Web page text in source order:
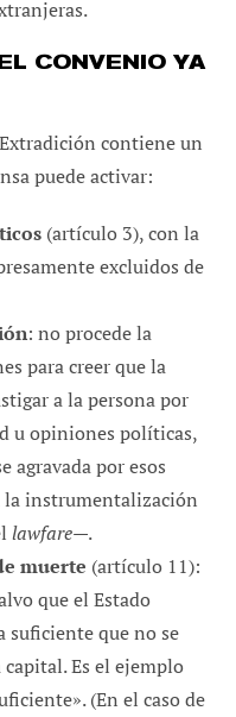
CONVENIO YA
contiene un
puede activar:
(artículo 3), con la
excluidos de
: no procede la
para creer que la
a la persona por
u opiniones políticas,
agravada por esos
la instrumentalización
lawfare—.
muerte (artículo 11):
que el Estado
suficiente que no se
Es el ejemplo
(En el caso de